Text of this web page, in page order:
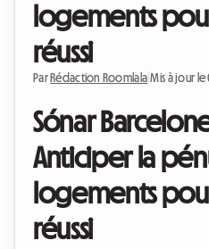
logements
réussi
Par Rédaction Roomlala |Mis à jour
Sónar
Anticiper la
logements
réussi